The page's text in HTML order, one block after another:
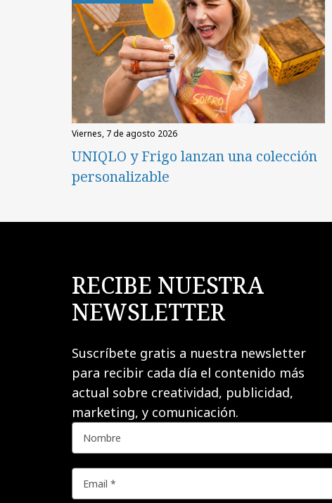
viernes, 7 de agosto 2026
UNIQLO y Frigo lanzan una colección
personalizable
RECIBE NUESTRA
NEWSLETTER
Suscríbete gratis a nuestra newsletter
para recibir cada día el contenido más
actual sobre creatividad, publicidad,
marketing, y comunicación.